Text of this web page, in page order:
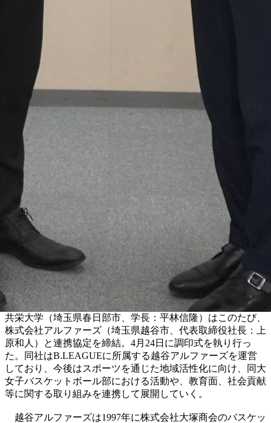
共栄大学（埼玉県春日部市、学長：平林信隆）はこのたび、
株式会社アルファーズ（埼玉県越谷市、代表取締役社長：上
原和人）と連携協定を締結。4月24日に調印式を執り行っ
た。同社はB.LEAGUEに所属する越谷アルファーズを運営
しており、今後はスポーツを通じた地域活性化に向け、同大
女子バスケットボール部における活動や、教育面、社会貢献
等に関する取り組みを連携して展開していく。
越谷アルファーズは1997年に株式会社大塚商会のバスケッ